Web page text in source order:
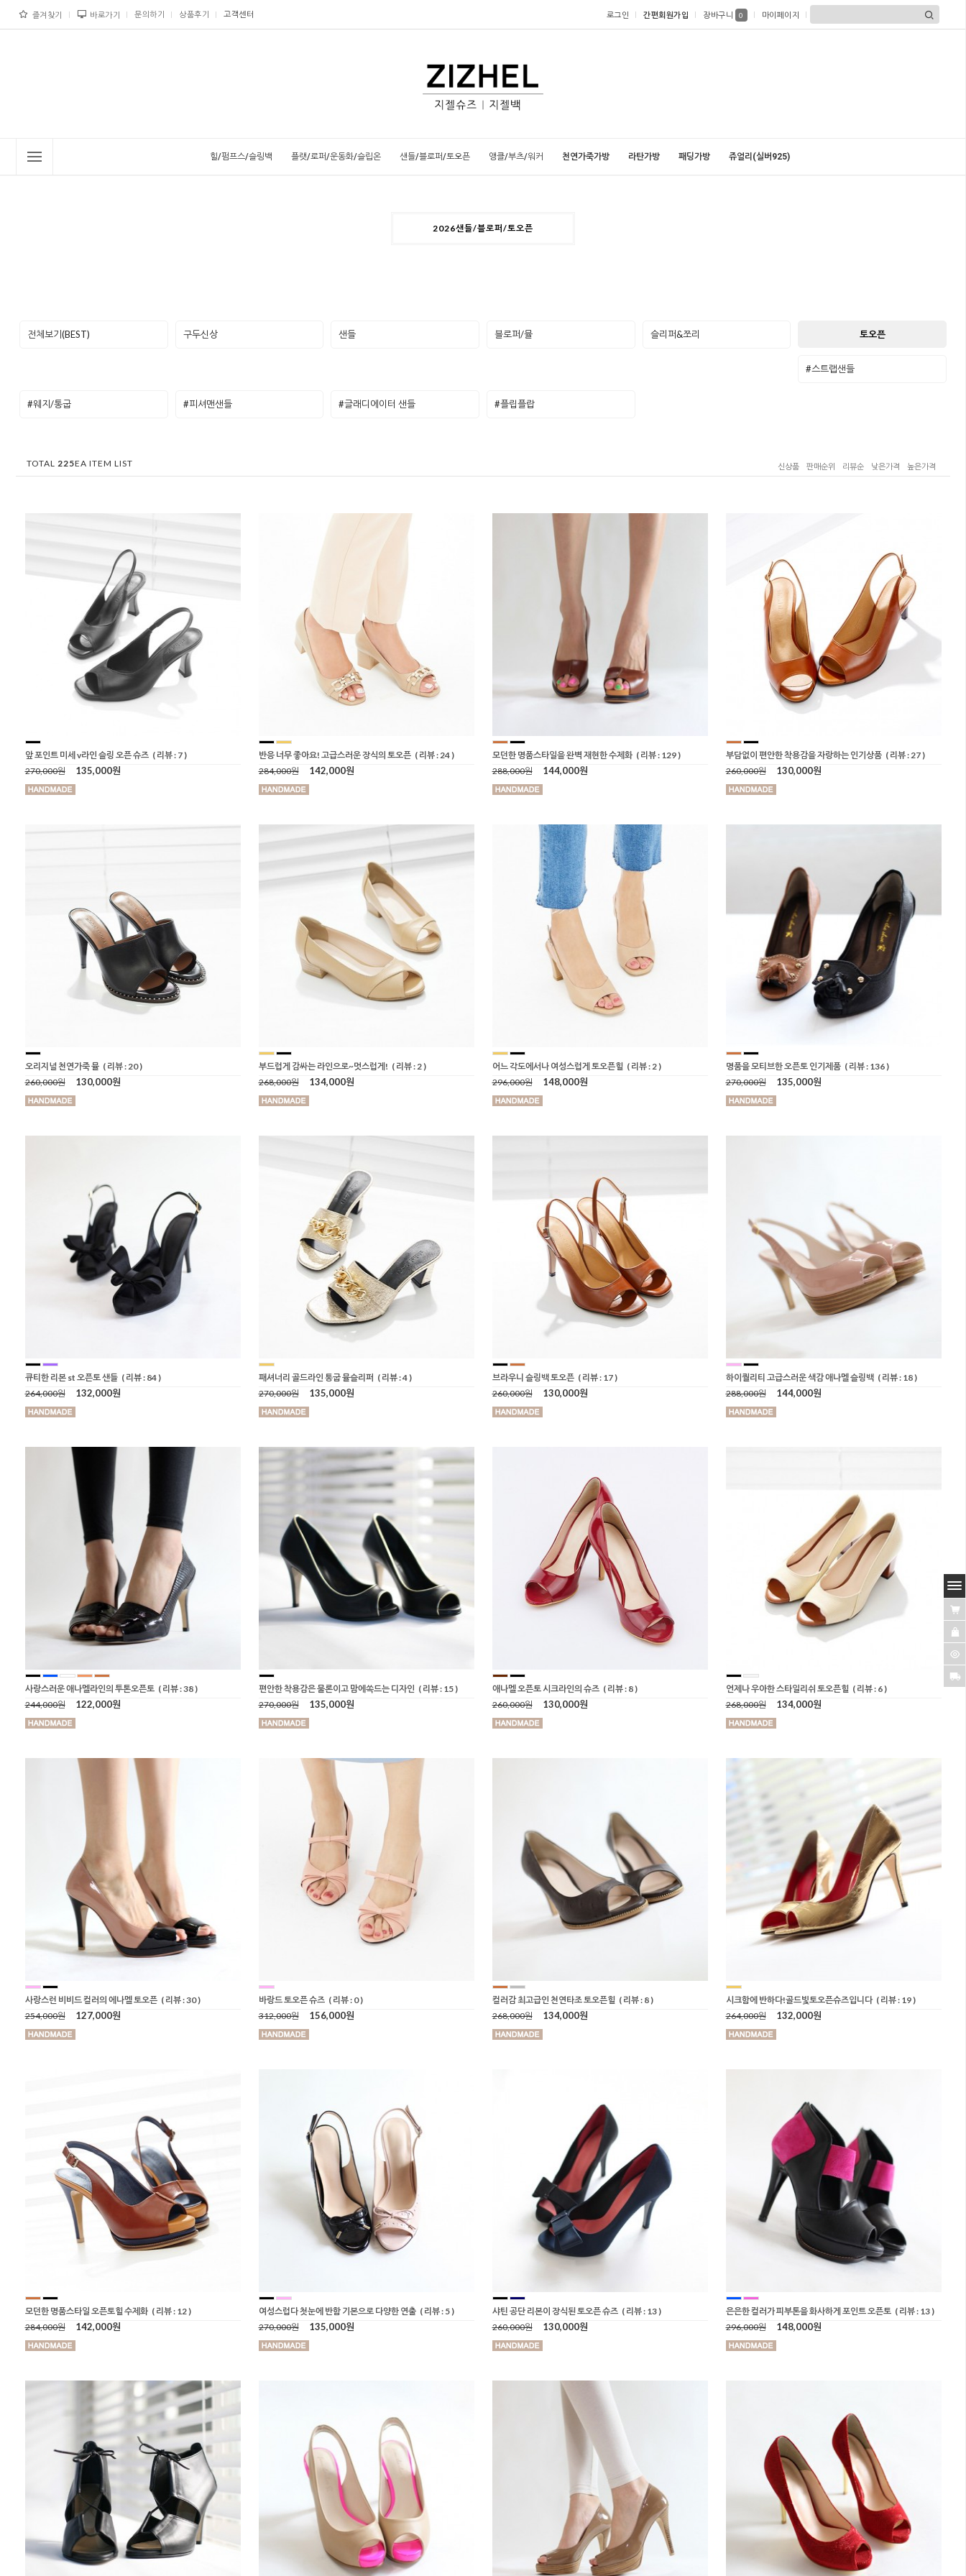
즐겨찾기 바로가기 문의하기 상품후기 고객센터 로그인 간편회원가입 장바구니 0 마이페이지
힐/펌프스/슬링백 플랫/로퍼/운동화/슬립온 샌들/블로퍼/토오픈 앵클/부츠/워커 천연가죽가방 라탄가방 패딩가방 쥬얼리(실버925)
2026샌들/블로퍼/토오픈
전체보기(BEST) 구두신상 샌들 블로퍼/뮬 슬리퍼&쪼리 토오픈
#스트랩샌들
#웨지/통굽 #피셔맨샌들 #글래디에이터 샌들 #플립플랍
TOTAL 225EA ITEM LIST 신상품 판매순위 리뷰순 낮은가격 높은가격
앞 포인트 미세 v라인 슬링 오픈 슈즈 ( 리뷰 : 7 )
270,000원
135,000원
반응 너무 좋아요! 고급스러운 장식의 토오픈 ( 리뷰 : 24 )
284,000원
142,000원
모던한 명품스타일을 완벽 재현한 수제화 ( 리뷰 : 129 )
288,000원
144,000원
부담없이 편안한 착용감을 자랑하는 인기상품 ( 리뷰 : 27 )
260,000원
130,000원
오리지널 천연가죽 뮬 ( 리뷰 : 20 )
260,000원
130,000원
부드럽게 감싸는 라인으로~멋스럽게! ( 리뷰 : 2 )
268,000원
134,000원
어느 각도에서나 여성스럽게 토오픈힐 ( 리뷰 : 2 )
296,000원
148,000원
명품을 모티브한 오픈토 인기제품 ( 리뷰 : 136 )
270,000원
135,000원
큐티한 리본 st 오픈토 샌들 ( 리뷰 : 84 )
264,000원
132,000원
패셔너리 골드라인 통굽 뮬슬리퍼 ( 리뷰 : 4 )
270,000원
135,000원
브라우니 슬링백 토오픈 ( 리뷰 : 17 )
260,000원
130,000원
하이퀄리티 고급스러운 색감 애나멜 슬링백 ( 리뷰 : 18 )
288,000원
144,000원
사랑스러운 애나멜라인의 투톤오픈토 ( 리뷰 : 38 )
244,000원
122,000원
편안한 착용감은 물론이고 맘에쏙드는 디자인 ( 리뷰 : 15 )
270,000원
135,000원
애나멜 오픈토 시크라인의 슈즈 ( 리뷰 : 8 )
260,000원
130,000원
언제나 우아한 스타일리쉬 토오픈힐 ( 리뷰 : 6 )
268,000원
134,000원
사랑스런 비비드 컬러의 에나멜 토오픈 ( 리뷰 : 30 )
254,000원
127,000원
바랑드 토오픈 슈즈 ( 리뷰 : 0 )
312,000원
156,000원
컬러감 최고급인 천연타조 토오픈힐 ( 리뷰 : 8 )
268,000원
134,000원
시크함에 반하다!골드빛토오픈슈즈입니다 ( 리뷰 : 19 )
264,000원
132,000원
모던한 명품스타일 오픈토힐 수제화 ( 리뷰 : 12 )
284,000원
142,000원
여성스럽다 첫눈에 반함 기본으로 다양한 연출 ( 리뷰 : 5 )
270,000원
135,000원
샤틴 공단 리본이 장식된 토오픈 슈즈 ( 리뷰 : 13 )
260,000원
130,000원
은은한 컬러가 피부톤을 화사하게 포인트 오픈토 ( 리뷰 : 13 )
296,000원
148,000원